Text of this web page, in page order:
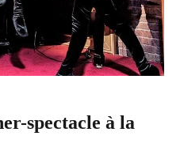
spectacle à la